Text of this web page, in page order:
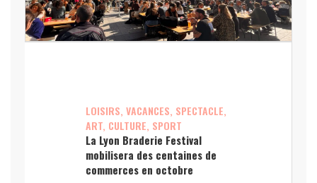
LOISIRS, VACANCES, SPECTACLE,
ART, CULTURE, SPORT
La Lyon Braderie Festival
mobilisera des centaines de
commerces en octobre